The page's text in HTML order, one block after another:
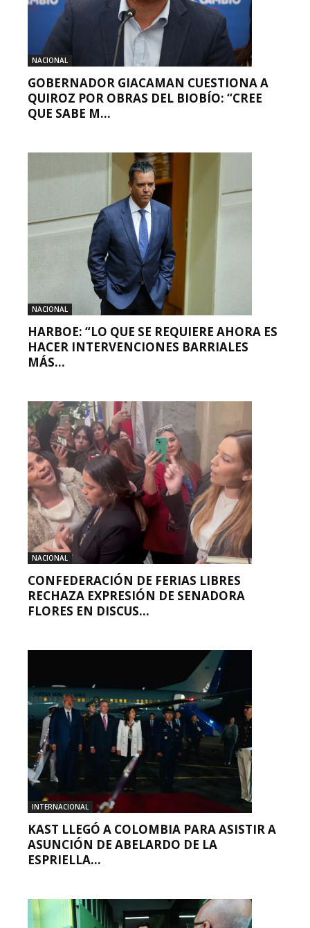
NACIONAL
GOBERNADOR GIACAMAN CUESTIONA A
QUIROZ POR OBRAS DEL BIOBÍO: “CREE
QUE SABE M...
NACIONAL
HARBOE: “LO QUE SE REQUIERE AHORA ES
HACER INTERVENCIONES BARRIALES
MÁS...
NACIONAL
CONFEDERACIÓN DE FERIAS LIBRES
RECHAZA EXPRESIÓN DE SENADORA
FLORES EN DISCUS...
INTERNACIONAL
KAST LLEGÓ A COLOMBIA PARA ASISTIR A
ASUNCIÓN DE ABELARDO DE LA
ESPRIELLA...